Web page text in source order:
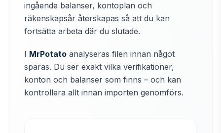
ingående balanser, kontoplan och
räkenskapsår återskapas så att du kan
fortsätta arbeta där du slutade.
I MrPotato analyseras filen innan något
sparas. Du ser exakt vilka verifikationer,
konton och balanser som finns – och kan
kontrollera allt innan importen genomförs.